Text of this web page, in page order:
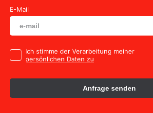
E-Mail
Ich stimme der Verarbeitung meiner
persönlichen Daten zu
Anfrage senden